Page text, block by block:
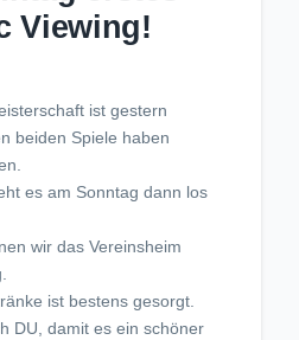
Viewing!
ist gestern
beiden Spiele haben
es am Sonntag dann los
wir das Vereinsheim
ist bestens gesorgt.
DU, damit es ein schöner